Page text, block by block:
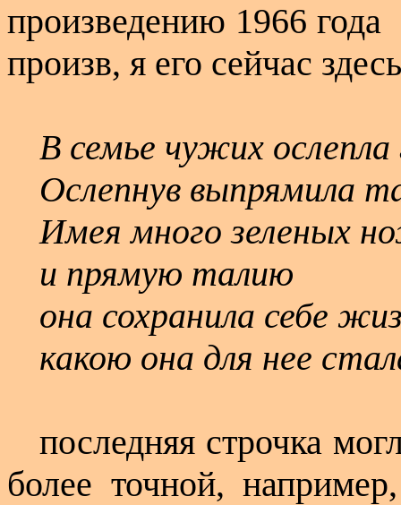
произведению 1966 года
произв, я его сейчас
В семье чужих ослепла
Ослепнув выпрямила
Имея много зеленых
и прямую талию
она сохранила себе
какою она для нее
последняя строчка
более точной,